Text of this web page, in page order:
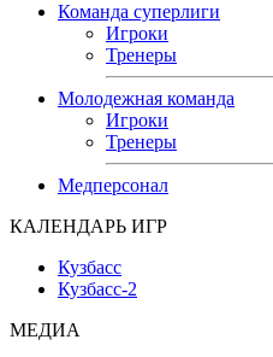
Команда суперлиги
Игроки
Тренеры
Молодежная команда
Игроки
Тренеры
Медперсонал
КАЛЕНДАРЬ ИГР
Кузбасс
Кузбасс-2
МЕДИА